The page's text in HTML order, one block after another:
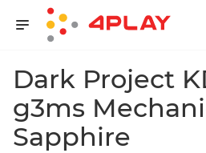
Dark Project
g3ms
Sapphire